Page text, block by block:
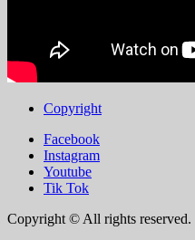
Copyright
Facebook
Instagram
Youtube
Tik Tok
Copyright © All rights reserved.